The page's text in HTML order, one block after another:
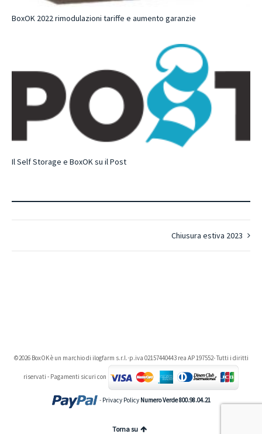
BoxOK 2022 rimodulazioni tariffe e aumento garanzie
Il Self Storage e BoxOK su il Post
Chiusura estiva 2023
©2026 BoxOK è un marchio di ilogfarm s.r.l.·p.iva 02157440443 rea AP 197552- Tutti i diritti
riservati - Pagamenti sicuri con
- Privacy Policy Numero Verde 800.98.04.21
Torna su